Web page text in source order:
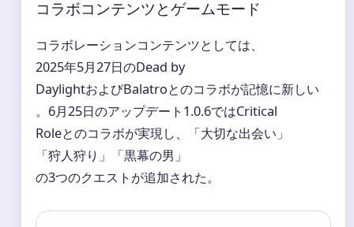
コラボコンテンツとゲームモード
コラボレーションコンテンツとしては、
2025年5月27日のDead by
DaylightおよびBalatroとのコラボが記憶に新しい
。6月25日のアップデート1.0.6ではCritical
Roleとのコラボが実現し、「大切な出会い」
「狩人狩り」「黒幕の男」
の3つのクエストが追加された。